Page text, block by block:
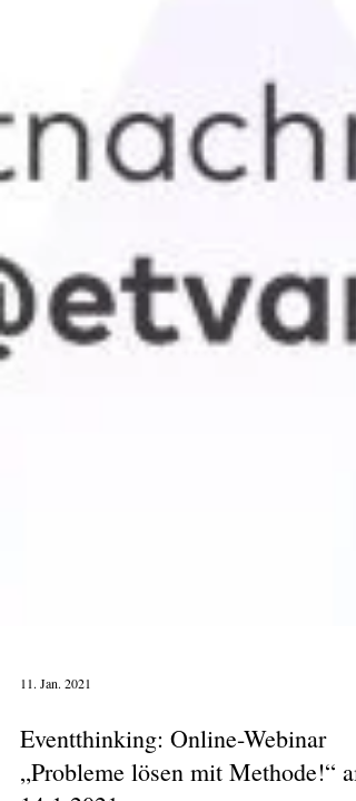
11. Jan. 2021